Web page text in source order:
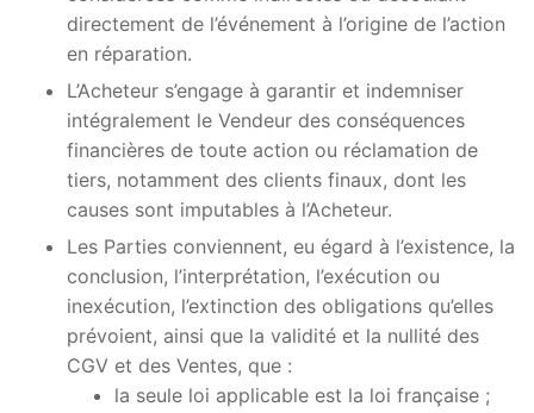
directement de l’événement à l’origine de l’action
en réparation.
L’Acheteur s’engage à garantir et indemniser
intégralement le Vendeur des conséquences
financières de toute action ou réclamation de
tiers, notamment des clients finaux, dont les
causes sont imputables à l’Acheteur.
Les Parties conviennent, eu égard à l’existence, la
conclusion, l’interprétation, l’exécution ou
inexécution, l’extinction des obligations qu’elles
prévoient, ainsi que la validité et la nullité des
CGV et des Ventes, que :
la seule loi applicable est la loi française ;